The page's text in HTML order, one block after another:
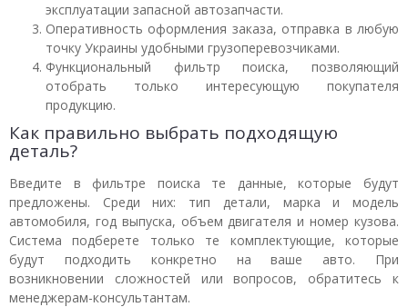
эксплуатации запасной автозапчасти.
Оперативность оформления заказа, отправка в любую
точку Украины удобными грузоперевозчиками.
Функциональный фильтр поиска, позволяющий
отобрать только интересующую покупателя
продукцию.
Как правильно выбрать подходящую
деталь?
Введите в фильтре поиска те данные, которые будут
предложены. Среди них: тип детали, марка и модель
автомобиля, год выпуска, объем двигателя и номер кузова.
Система подберете только те комплектующие, которые
будут подходить конкретно на ваше авто. При
возникновении сложностей или вопросов, обратитесь к
менеджерам-консультантам.